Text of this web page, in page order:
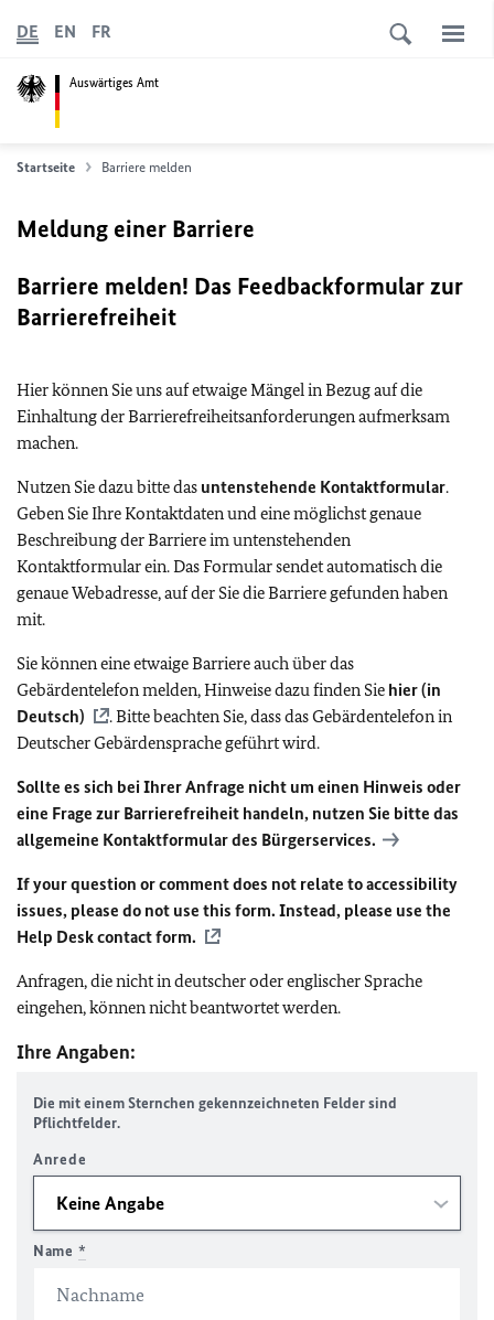
Auswärtiges Amt
DE EN FR
Startseite Barriere melden
Meldung einer Barriere
Barriere melden! Das Feedbackformular zur
Barrierefreiheit
Hier können Sie uns auf etwaige Mängel in Bezug auf die
Einhaltung der Barrierefreiheitsanforderungen aufmerksam
machen.
Nutzen Sie dazu bitte das untenstehende Kontaktformular.
Geben Sie Ihre Kontaktdaten und eine möglichst genaue
Beschreibung der Barriere im untenstehenden
Kontaktformular ein. Das Formular sendet automatisch die
genaue Webadresse, auf der Sie die Barriere gefunden haben
mit.
Sie können eine etwaige Barriere auch über das
Gebärdentelefon melden, Hinweise dazu finden Sie hier (in
Deutsch)
. Bitte beachten Sie, dass das Gebärdentelefon in
Deutscher Gebärdensprache geführt wird.
Sollte es sich bei Ihrer Anfrage nicht um einen Hinweis oder
eine Frage zur Barrierefreiheit handeln, nutzen Sie bitte das
allgemeine Kontaktformular des Bürgerservices.
If your question or comment does not relate to accessibility
issues, please do not use this form. Instead, please use the
Help Desk contact form.
Anfragen, die nicht in deutscher oder englischer Sprache
eingehen, können nicht beantwortet werden.
Ihre Angaben:
Die mit einem Sternchen gekennzeichneten Felder sind
Pflichtfelder.
Anrede
Name *